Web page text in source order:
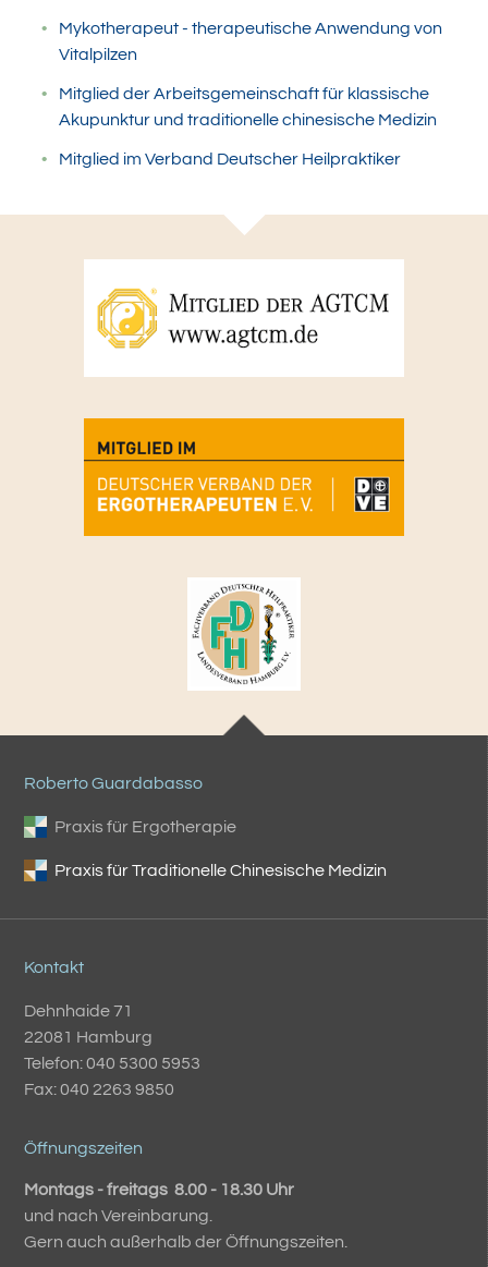
Mykotherapeut - therapeutische Anwendung von
Vitalpilzen
Mitglied der Arbeitsgemeinschaft für klassische
Akupunktur und traditionelle chinesische Medizin
Mitglied im Verband Deutscher Heilpraktiker
Roberto Guardabasso
Praxis für Ergotherapie
Praxis für Traditionelle Chinesische Medizin
Kontakt
Dehnhaide 71
22081 Hamburg
Telefon: 040 5300 5953
Fax: 040 2263 9850
Öffnungszeiten
Montags - freitags 8.00 - 18.30 Uhr
und nach Vereinbarung.
Gern auch außerhalb der Öffnungszeiten.